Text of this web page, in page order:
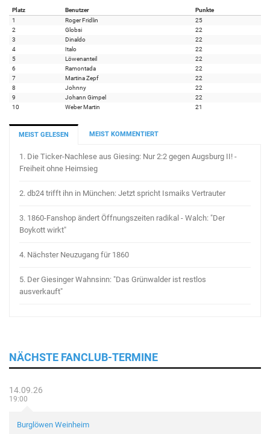
Platz Benutzer
Punkte
1
Roger Fridlin
25
2
Globsi
22
3
Dinaldo
22
4
Italo
22
5
Löwenanteil
22
6
Ramontada
22
7
Martina Zepf
22
8
Johnny
22
9
Johann Gimpel
22
10
Weber Martin 21
MEIST GELESEN MEIST KOMMENTIERT
1. Die Ticker-Nachlese aus Giesing: Nur 2:2 gegen Augsburg II! -
Freiheit ohne Heimsieg
2. db24 trifft ihn in München: Jetzt spricht Ismaiks Vertrauter
3. 1860-Fanshop ändert Öffnungszeiten radikal - Walch: "Der
Boykott wirkt"
4. Nächster Neuzugang für 1860
5. Der Giesinger Wahnsinn: "Das Grünwalder ist restlos
ausverkauft"
NÄCHSTE FANCLUB-TERMINE
14.09.26
19:00
Burglöwen Weinheim